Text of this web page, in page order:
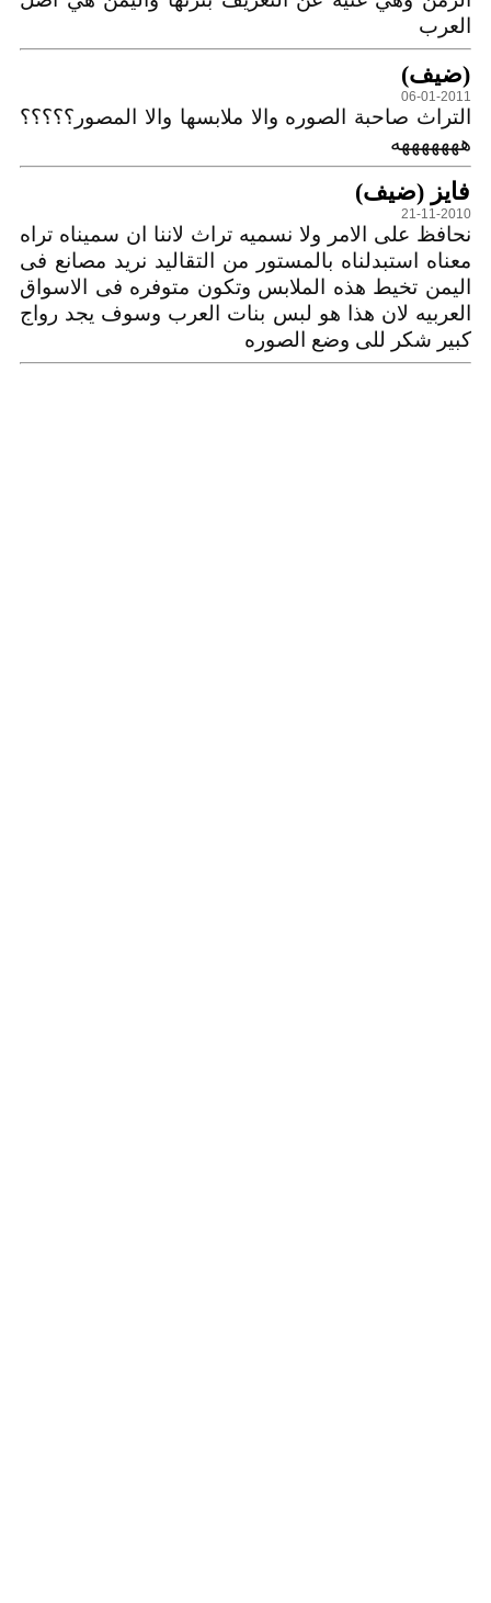
‏العرب‏ ‏
(ضيف)
06-01-2011
التراث صاحبة الصوره والا ملابسها والا المصور؟؟؟؟؟
هههههههه
فايز (ضيف)
21-11-2010
نحافظ على الامر ولا نسميه تراث لاننا ان سميناه تراه
معناه استبدلناه بالمستور من التقاليد نريد مصانع فى
اليمن تخيط هذه الملابس وتكون متوفره فى الاسواق
العربيه لان هذا هو لبس بنات العرب وسوف يجد رواج
كبير شكر للى وضع الصوره